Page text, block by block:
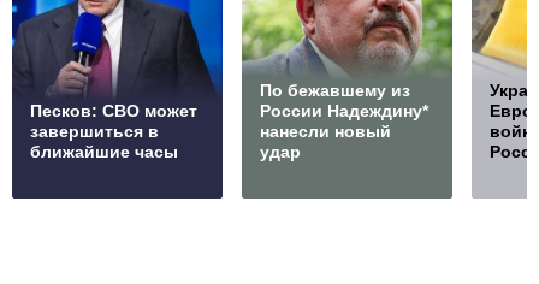
Песков: СВО может
завершиться в
ближайшие часы
По бежавшему из
России Надеждину*
нанесли новый
удар